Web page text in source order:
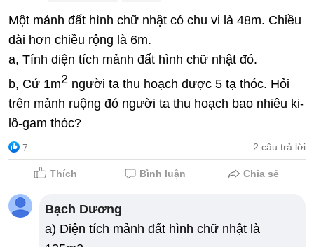
Một mảnh đất hình chữ nhật có chu vi là 48m. Chiều
dài hơn chiều rộng là 6m.
a, Tính diện tích mảnh đất hình chữ nhật đó.
b, Cứ 1m2 người ta thu hoạch được 5 tạ thóc. Hỏi
trên mảnh ruộng đó người ta thu hoạch bao nhiêu ki-
lô-gam thóc?
7 2 câu trả lời
Thích Bình luận Chia sẻ
Bạch Dương
a) Diện tích mảnh đất hình chữ nhật là